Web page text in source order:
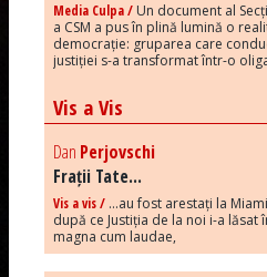
Media Culpa / Un document al
a CSM a pus în plină lumină o
democrație: gruparea care
justiției s-a transformat într-o
Vis a Vis
Dan Perjovschi
Frații Tate...
Vis a vis / ...au fost arestați la
după ce Justiția de la noi i-a lăsat
magna cum laudae,